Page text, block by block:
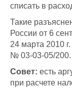
списать в
Такие
России от 6
24 марта 2010
№ 03-03-05/200.
Совет: есть
при расчете